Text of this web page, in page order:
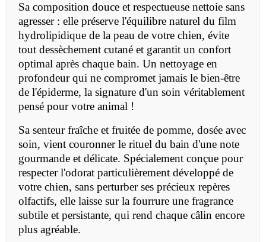
Sa composition douce et respectueuse nettoie sans
agresser : elle préserve l'équilibre naturel du film
hydrolipidique de la peau de votre chien, évite
tout dessèchement cutané et garantit un confort
optimal après chaque bain. Un nettoyage en
profondeur qui ne compromet jamais le bien-être
de l'épiderme, la signature d'un soin véritablement
pensé pour votre animal !
Sa senteur fraîche et fruitée de pomme, dosée avec
soin, vient couronner le rituel du bain d'une note
gourmande et délicate. Spécialement conçue pour
respecter l'odorat particulièrement développé de
votre chien, sans perturber ses précieux repères
olfactifs, elle laisse sur la fourrure une fragrance
subtile et persistante, qui rend chaque câlin encore
plus agréable.